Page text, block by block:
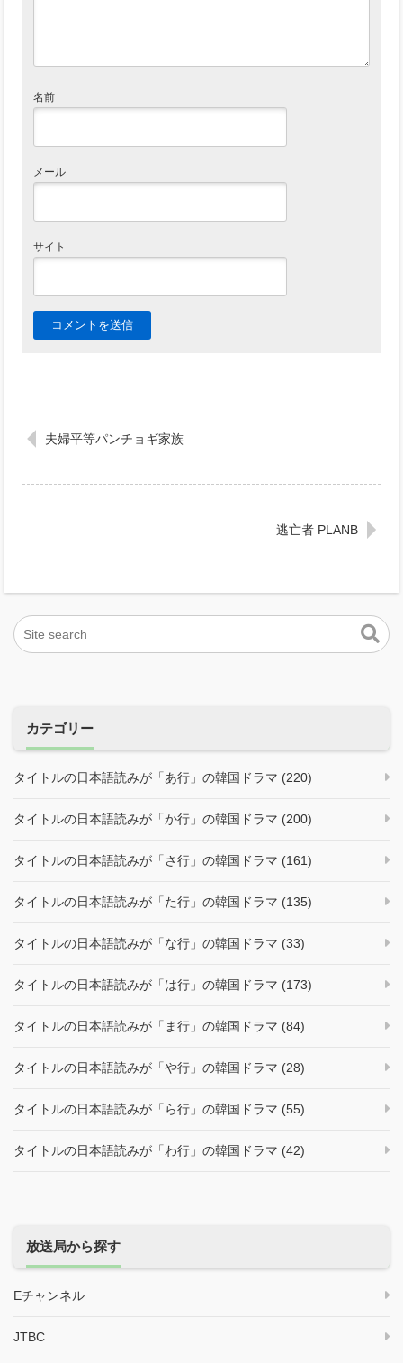
名前
メール
サイト
夫婦平等パンチョギ家族
逃亡者 PLANB
カテゴリー
タイトルの日本語読みが「あ行」の韓国ドラマ (220)
タイトルの日本語読みが「か行」の韓国ドラマ (200)
タイトルの日本語読みが「さ行」の韓国ドラマ (161)
タイトルの日本語読みが「た行」の韓国ドラマ (135)
タイトルの日本語読みが「な行」の韓国ドラマ (33)
タイトルの日本語読みが「は行」の韓国ドラマ (173)
タイトルの日本語読みが「ま行」の韓国ドラマ (84)
タイトルの日本語読みが「や行」の韓国ドラマ (28)
タイトルの日本語読みが「ら行」の韓国ドラマ (55)
タイトルの日本語読みが「わ行」の韓国ドラマ (42)
放送局から探す
Eチャンネル
JTBC